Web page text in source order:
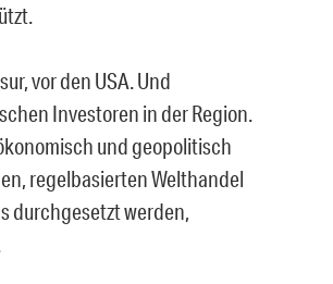
vor den USA. Und
Investoren in der Region.
und geopolitisch
regelbasierten Welthandel
durchgesetzt werden,